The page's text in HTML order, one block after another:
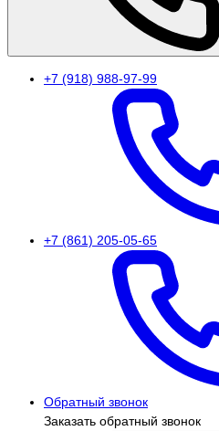
+7 (918) 988-97-99
+7 (861) 205-05-65
Обратный звонок
Заказать обратный звонок